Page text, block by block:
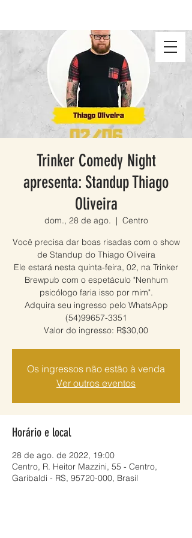
Trinker Comedy Night
apresenta: Standup Thiago
Oliveira
dom., 28 de ago.
  |
Centro
Você precisa dar boas risadas com o show
de Standup do Thiago Oliveira
Ele estará nesta quinta-feira, 02, na Trinker
Brewpub com o espetáculo "Nenhum
psicólogo faria isso por mim".
Adquira seu ingresso pelo WhatsApp
(54)99657-3351
Valor do ingresso: R$30,00
Os ingressos não estão à venda
Ver outros eventos
Horário e local
28 de ago. de 2022, 19:00
Centro, R. Heitor Mazzini, 55 - Centro,
Garibaldi - RS, 95720-000, Brasil